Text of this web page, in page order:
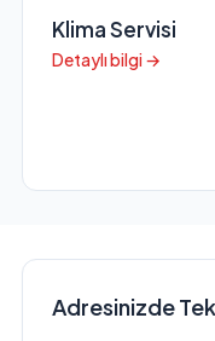
Klima Servisi
Detaylı bilgi →
Adresinizde